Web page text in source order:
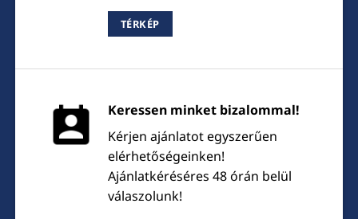
TÉRKÉP
Keressen minket bizalommal!
Kérjen ajánlatot egyszerűen
elérhetőségeinken!
Ajánlatkéréséres 48 órán belül
válaszolunk!